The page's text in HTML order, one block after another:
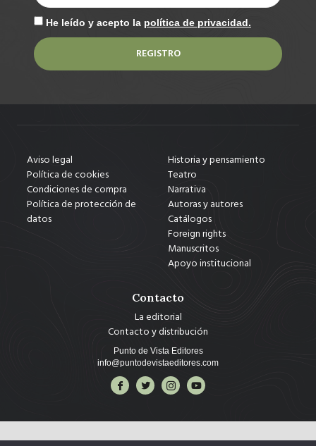
He leído y acepto la política de privacidad.
REGISTRO
Aviso legal
Política de cookies
Condiciones de compra
Política de protección de
datos
Historia y pensamiento
Teatro
Narrativa
Autoras y autores
Catálogos
Foreign rights
Manuscritos
Apoyo institucional
Contacto
La editorial
Contacto y distribución
Punto de Vista Editores
info@puntodevistaeditores.com